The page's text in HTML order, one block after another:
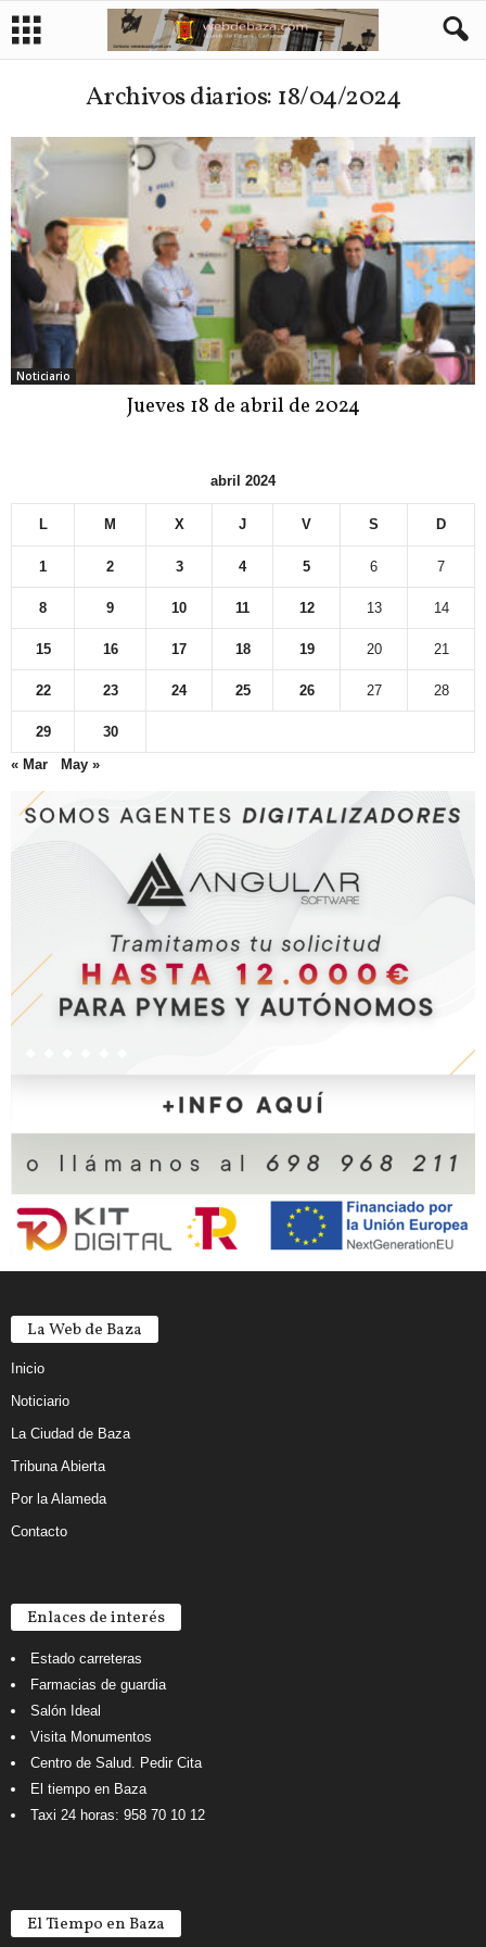
Archivos diarios: 18/04/2024
Noticiario
Jueves 18 de abril de 2024
abril 2024
L M X J V S D
1 2 3 4 5 6 7
8 9 10 11 12 13 14
15 16 17 18 19 20 21
22 23 24 25 26 27 28
29
30
« Mar
May »
La Web de Baza
Inicio
Noticiario
La Ciudad de Baza
Tribuna Abierta
Por la Alameda
Contacto
Enlaces de interés
Estado carreteras
Farmacias de guardia
Salón Ideal
Visita Monumentos
Centro de Salud. Pedir Cita
El tiempo en Baza
Taxi 24 horas: 958 70 10 12
El Tiempo en Baza